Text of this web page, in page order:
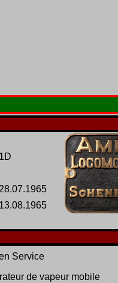
1D
28.07.1965
13.08.1965
Service
de vapeur mobile